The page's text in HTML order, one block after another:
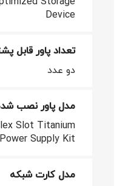
Device
تعداد پاور قابل
دو عدد
مدل پاور نصب
Slot Titanium
Supply Kit
مدل کارت شبکه